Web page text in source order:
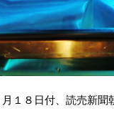
月１８日付、読売新